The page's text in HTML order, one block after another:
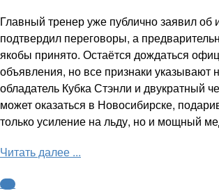
Главный тренер уже публично заявил об
подтвердил переговоры, а
якобы принято. Остаётся дождаться
объявления, но все признаки указывают
обладатель Кубка Стэнли и двукратный
может оказаться в Новосибирске,
только усиление на льду, но и мощный
Читать далее ...
КХЛ